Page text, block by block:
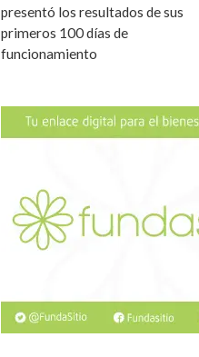
presentó los resultados de sus
primeros 100 días de
funcionamiento